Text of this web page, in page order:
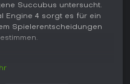
Succubus untersucht.
Engine 4 sorgt es für ein
Spielerentscheidungen